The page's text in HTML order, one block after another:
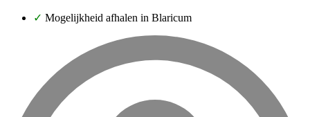
✓ Mogelijkheid afhalen in Blaricum